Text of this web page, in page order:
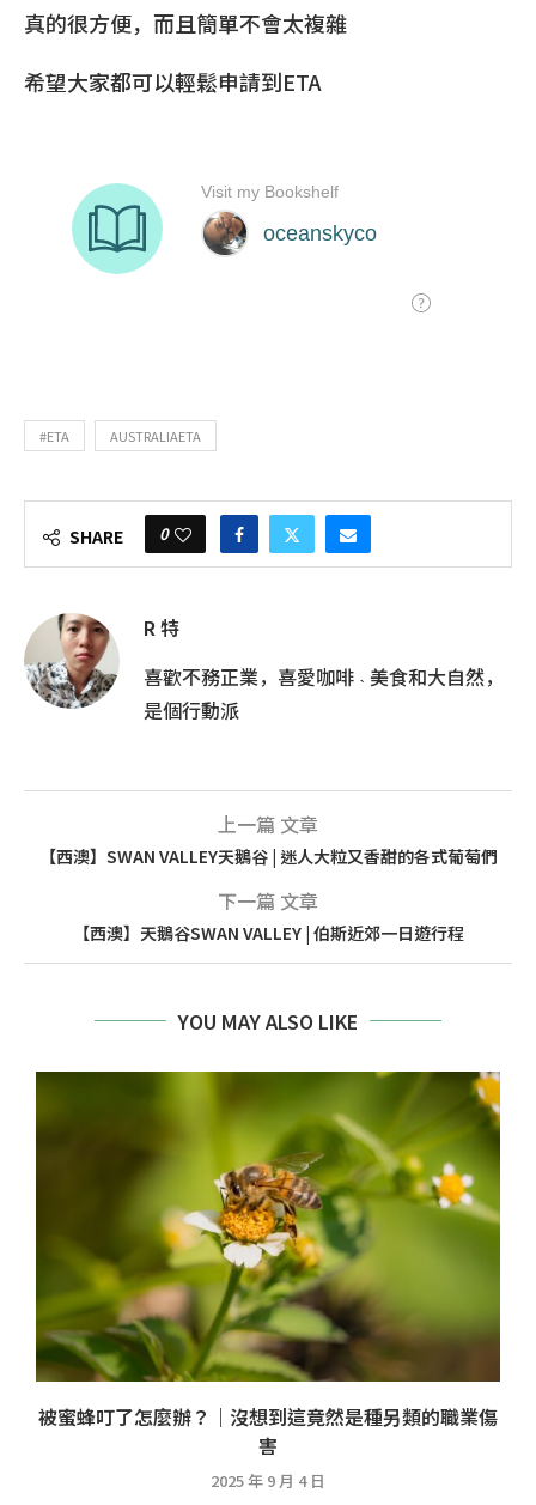
真的很方便，而且簡單不會太複雜
希望大家都可以輕鬆申請到ETA
#ETA AUSTRALIAETA
SHARE 0
R 特
喜歡不務正業，喜愛咖啡 ˴ 美食和大自然，
是個行動派
上一篇 文章
【西澳】SWAN VALLEY天鵝谷 | 迷人大粒又香甜的各式葡萄們
下一篇 文章
【西澳】天鵝谷SWAN VALLEY | 伯斯近郊一日遊行程
YOU MAY ALSO LIKE
被蜜蜂叮了怎麼辦？｜沒想到這竟然是種另類的職業傷
害
2025 年 9 月 4 日